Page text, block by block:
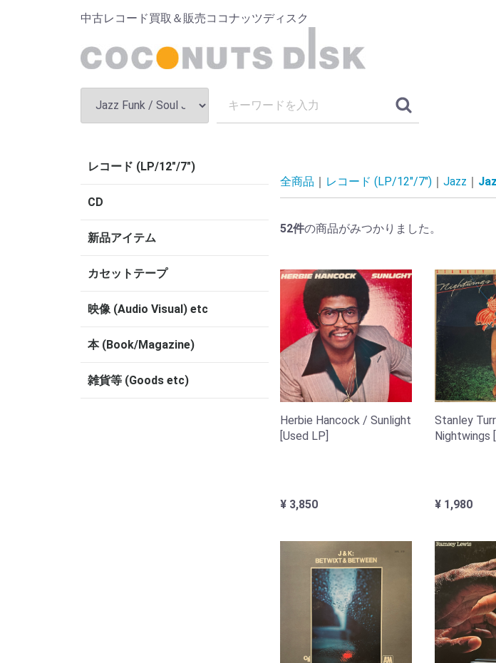
中古レコード買取＆販売ココナッツディスク
レコード (LP/12"/7")
CD
新品アイテム
カセットテープ
映像 (Audio Visual) etc
本 (Book/Magazine)
雑貨等 (Goods etc)
全商品 レコード (LP/12"/7") Jazz
52件の商品がみつかりました。
Herbie Hancock ‎/ Sunlight
[Used LP]
¥ 3,850
Stanley
Nightwings
¥ 1,980